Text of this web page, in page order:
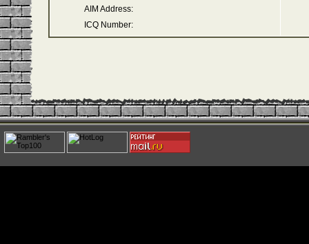
AIM Address:
ICQ Number: